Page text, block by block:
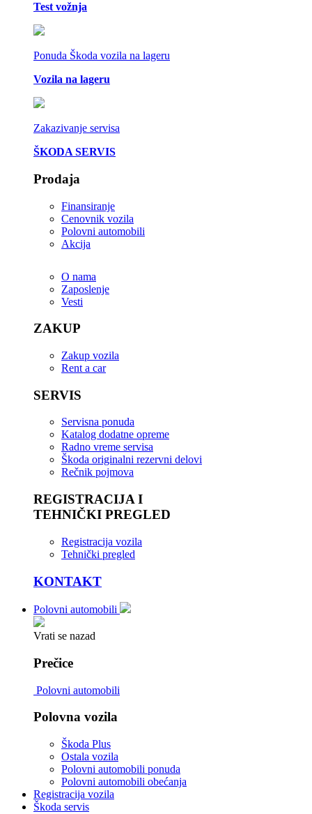
Test vožnja
Ponuda Škoda vozila na lageru
Vozila na lageru
Zakazivanje servisa
ŠKODA SERVIS
Prodaja
Finansiranje
Cenovnik vozila
Polovni automobili
Akcija
O nama
Zaposlenje
Vesti
ZAKUP
Zakup vozila
Rent a car
SERVIS
Servisna ponuda
Katalog dodatne opreme
Radno vreme servisa
Škoda originalni rezervni delovi
Rečnik pojmova
REGISTRACIJA I
TEHNIČKI PREGLED
Registracija vozila
Tehnički pregled
KONTAKT
Polovni automobili
Vrati se nazad
Prečice
Polovni automobili
Polovna vozila
Škoda Plus
Ostala vozila
Polovni automobili ponuda
Polovni automobili obećanja
Registracija vozila
Škoda servis